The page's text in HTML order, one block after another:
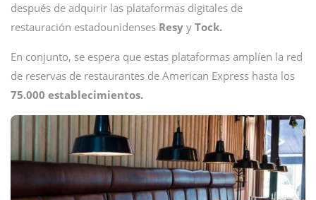
después de adquirir las plataformas digitales de
restauración estadounidenses Resy y Tock.
En conjunto, se espera que estas plataformas amplíen la red
de reservas de restaurantes de American Express hasta los
75.000 establecimientos.